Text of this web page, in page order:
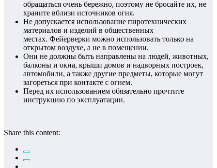
обращаться очень бережно, поэтому не бросайте их, не
храните вблизи источников огня.
Не допускается использование пиротехнических
материалов и изделий в общественных
местах. Фейерверки можно использовать только на
открытом воздухе, а не в помещении.
Они не должны быть направлены на людей, животных,
балконы и окна, крыши домов и надворных построек,
автомобили, а также другие предметы, которые могут
загореться при контакте с огнем.
Перед их использованием обязательно прочтите
инструкцию по эксплуатации.
Share this content: